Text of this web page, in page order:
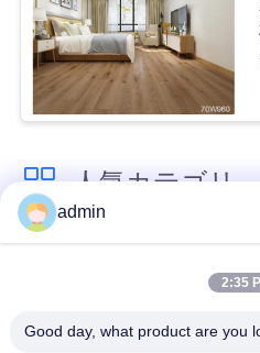
だ
さ
い
ュ
人気カテゴリ
admin
2:35
Good day, what product are you